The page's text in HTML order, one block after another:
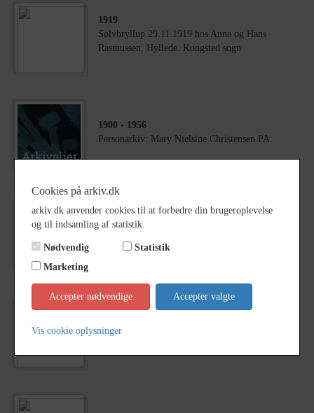
1919
Sølvbryllup 29.11.1919 hos Anna og Hans
Rasmussen, Hyllede. Kongsted sogn
1900 - 1956
Personarkiv: Mary Nielsine Christensen PA
1904- 1958
Haslev Andelssvineslagteri, Slagterivej, Haslev 50
Cookies på arkiv.dk
arkiv.dk anvender cookies til at forbedre din brugeroplevelse
og til indsamling af statistik.
Nødvendig
Statistik
Marketing
Accepter nødvendige Accepter valgte
Vis cookie oplysninger